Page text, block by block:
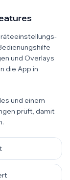
und Overlays
die App in
und einem
prüft, damit